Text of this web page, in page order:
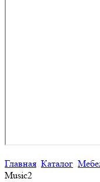
Главная Каталог
Music2